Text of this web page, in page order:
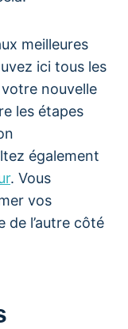
meilleures
ici tous les
votre nouvelle
les étapes
également
. Vous
vos
de l’autre côté